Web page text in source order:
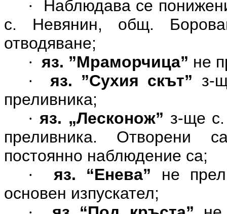
·
Наблюдава се
с. Невянин, общ.
отводяване;
· яз. ”Мраморчица” не
· яз. ”Сухия скът” з-
преливника;
· яз. „Лесконож” з-ще
преливника. Отворени
постоянно наблюдение са;
· яз. “Енева” не
основен изпускател;